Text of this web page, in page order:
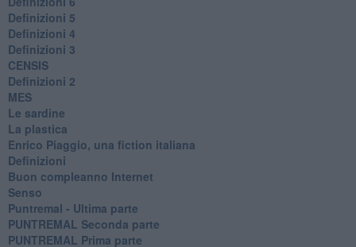
Definizioni 5
Definizioni 4
Definizioni 3
CENSIS
​Definizioni 2
MES
Le sardine
La plastica
​Enrico Piaggio, una fiction italiana
Definizioni
​Buon compleanno Internet
Senso
Puntremal - Ultima parte
PUNTREMAL Seconda parte
​PUNTREMAL Prima parte